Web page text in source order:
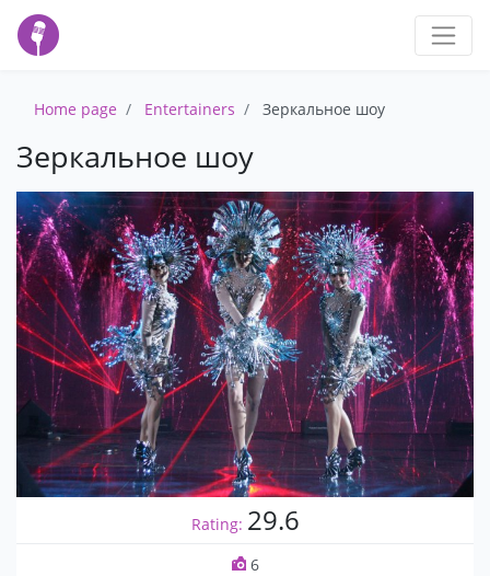
Home page Entertainers Зеркальное шоу
Зеркальное шоу
Rating: 29.6
6